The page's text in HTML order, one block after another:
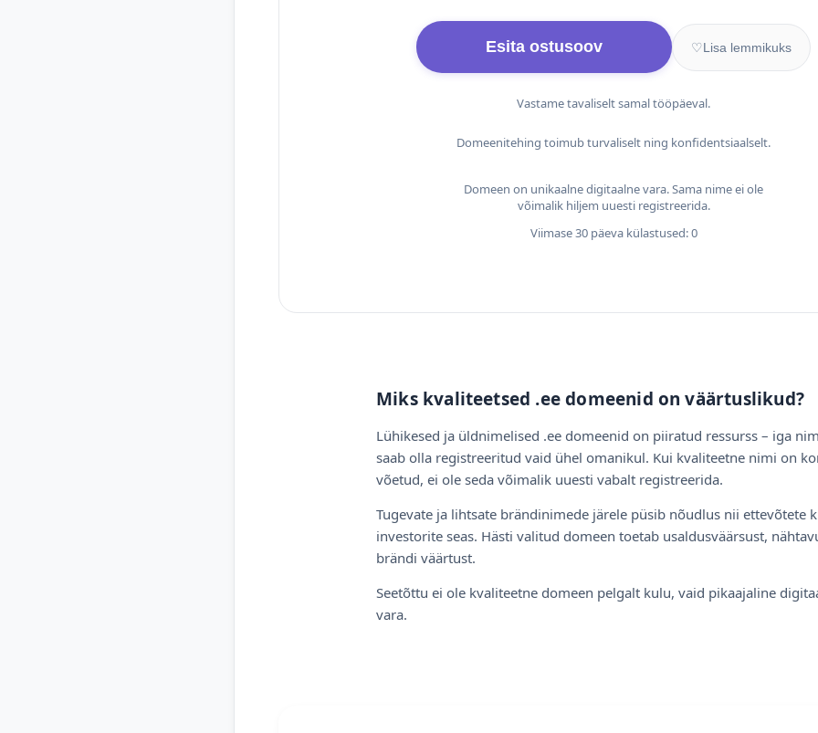
Esita ostusoov ♡Lisa lemmikuks
Vastame tavaliselt samal tööpäeval.
Domeenitehing toimub turvaliselt ning konfidentsiaalselt.
Domeen on unikaalne digitaalne vara. Sama nime ei ole
võimalik hiljem uuesti registreerida.
Viimase 30 päeva külastused: 0
Miks kvaliteetsed .ee domeenid on väärtuslikud?
Lühikesed ja üldnimelised .ee domeenid on piiratud ressurss – iga
saab olla registreeritud vaid ühel omanikul. Kui kvaliteetne nimi on
võetud, ei ole seda võimalik uuesti vabalt registreerida.
Tugevate ja lihtsate brändinimede järele püsib nõudlus nii ettevõtete
investorite seas. Hästi valitud domeen toetab usaldusväärsust,
brändi väärtust.
Seetõttu ei ole kvaliteetne domeen pelgalt kulu, vaid pikaajaline
vara.